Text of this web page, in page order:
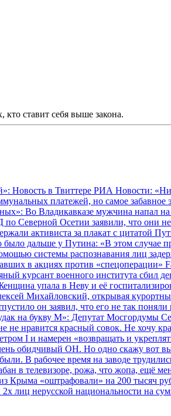
кто ставит себя выше закона.
Новость в Твиттере РИА Новости:
платежей, но самое
Во Владикавказе мужчина напал на
Северной Осетии заявили, что они
активиста за плакат с цитатой
дальше у Путина: «В этом случае
системы распознавания лиц
в акциях против
курсант военного института сбил
упала в Неву и её
Михайловский, открывая
он заявил, что его не так
на букву М»: Депутат Мосгордумы
не нравится красный совок. Не хочу
I и намерен «возвращать и
обидчивый ОН. Но одно скажу вот
В рабочее время на заводе
в телевизоре, рожа, что жопа, ещё
Крыма «оштрафовали» на 200 тысяч
лиц нерусской национальности на